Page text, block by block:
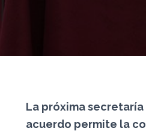
La próxima
acuerdo permite la